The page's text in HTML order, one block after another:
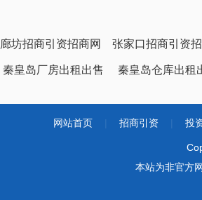
廊坊招商引资招商网 张家口招商引资
秦皇岛厂房出租出售 秦皇岛仓库出租
网站首页 招商引资 投
本站为非官方